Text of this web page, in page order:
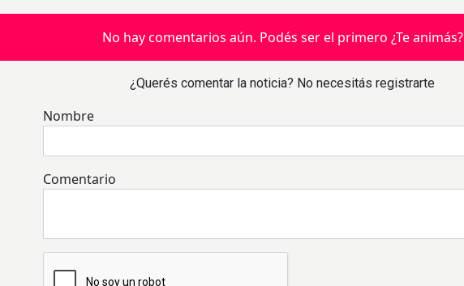
No hay comentarios aún. Podés ser el primero ¿Te animás?
¿Querés comentar la noticia? No necesitás registrarte
Nombre
Comentario